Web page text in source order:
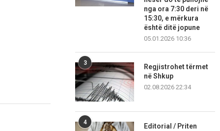
nga ora 7:30 deri në
15:30, e mërkura
është ditë jopune
05.01.2026 10:36
3
Regjistrohet tërmet
në Shkup
02.08.2026 22:34
4
Editorial / Priten